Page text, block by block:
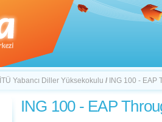
İTÜ Yabancı Diller Yüksekokulu / ING 100 - EAP
ING 100 - EAP